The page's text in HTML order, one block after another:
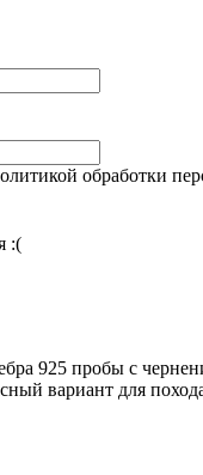
обработки
:(
925 пробы с
вариант для